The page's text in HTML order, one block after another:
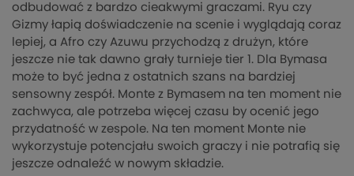
odbudować z bardzo cieakwymi graczami. Ryu czy
Gizmy łapią doświadczenie na scenie i wyglądają coraz
lepiej, a Afro czy Azuwu przychodzą z drużyn, które
jeszcze nie tak dawno grały turnieje tier 1. Dla Bymasa
może to być jedna z ostatnich szans na bardziej
sensowny zespół. Monte z Bymasem na ten moment nie
zachwyca, ale potrzeba więcej czasu by ocenić jego
przydatność w zespole. Na ten moment Monte nie
wykorzystuje potencjału swoich graczy i nie potrafią się
jeszcze odnaleźć w nowym składzie.